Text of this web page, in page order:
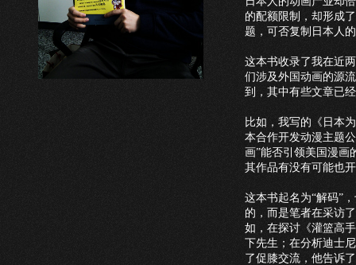
的配额限制，却形成
题，可否复制日本人
这本书收录了我在近
们涉及外国动画的源
到，其中有些文章已
比如，我写的《日本
本合作开发动漫主题
画”能否引领美国漫画
其作品有没有可能也
这本书起名为“解码”
的，而是笔者在采访
如，在探讨《灌篮高
下先生；在分析迪士
了促膝交流，他告诉